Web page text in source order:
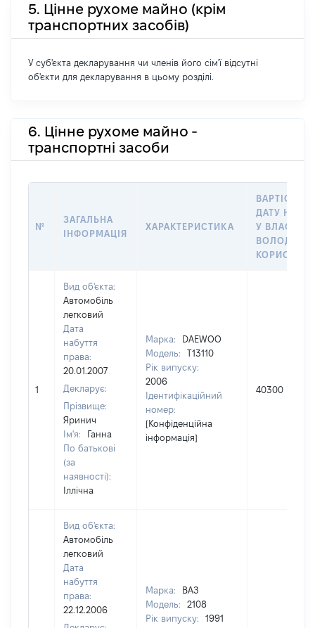
5. Цінне рухоме майно (крім
транспортних засобів)
У суб'єкта декларування чи членів його сім'ї відсутні
об'єкти для декларування в цьому розділі.
6. Цінне рухоме майно -
транспортні засоби
№
ЗАГАЛЬНА
ІНФОРМАЦІЯ
ХАРАКТЕРИСТИКА
ВАРТІСТЬ
ДАТУ
У
1
Вид об'єкта:
Автомобіль
легковий
Дата
набуття
права:
20.01.2007
Декларує:
Прізвище:
Яринич
Ім'я:
Ганна
По батькові
(за
наявності):
Іллічна
Марка:
DAEWOO
Модель:
Т13110
Рік випуску:
2006
Ідентифікаційний
номер:
[Конфіденційна
інформація]
40300
Вид об'єкта:
Автомобіль
легковий
Дата
набуття
права:
22.12.2006
Марка:
ВАЗ
Модель:
2108
Рік випуску:
1991